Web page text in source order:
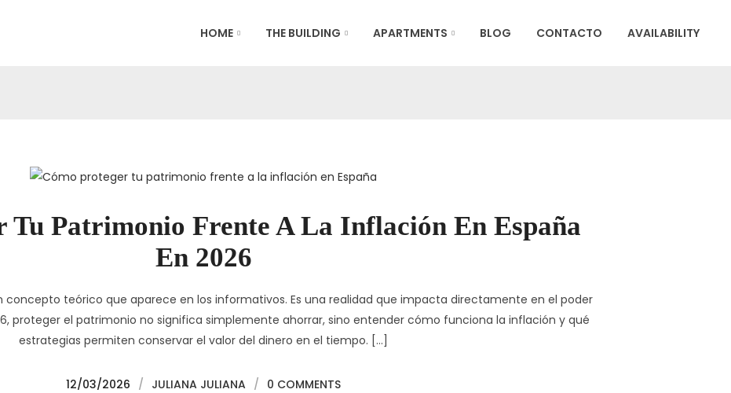
HOME THE BUILDING APARTMENTS BLOG CONTACTO AVAILABILITY
Tu Patrimonio Frente A La Inflación En España
En 2026
concepto teórico que aparece en los informativos. Es una realidad que impacta directamente en el poder
proteger el patrimonio no significa simplemente ahorrar, sino entender cómo funciona la inflación y qué
estrategias permiten conservar el valor del dinero en el tiempo. […]
12/03/2026 / JULIANA JULIANA / 0 COMMENTS